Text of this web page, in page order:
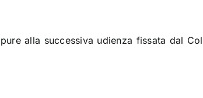
alla successiva udienza fissata dal